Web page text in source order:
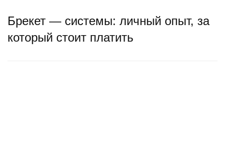
Брекет — системы: личный опыт, за
который стоит платить